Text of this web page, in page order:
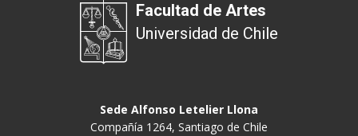
Facultad de Artes
Universidad de Chile
Sede Alfonso Letelier Llona
Compañía 1264, Santiago de Chile